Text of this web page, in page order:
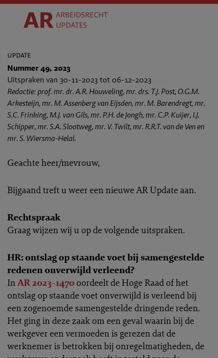
update
Nummer 49, 2023
Uitspraken van 30-11-2023 tot 06-12-2023
Redactie: prof. mr. dr. A.R. Houweling, mr. drs. T.J. Post, O.G.M.
Arkesteijn, mr. M. Assenberg van Eijsden, mr. M. Barendregt, mr.
S.C. Frinking, M.J. van Gils, mr. P.H. de Jongh, mr. C.P. Kuijer, I.J.
Schipper, mr. S.A. Slootweg, mr. V. Twilt, mr. R.R.T. van de Ven en
mr. S. Wiersma-Helal.
Geachte heer/mevrouw,
Bijgaand treft u weer een nieuwe AR Update aan.
Rechtspraak
Graag wijzen wij u op de volgende uitspraken.
HR: ontslag op staande voet bij samengestelde
redenen onverwijld verleend?
InAR 2023-1470oordeelt de Hoge Raad of het
ontslag op staande voet onverwijld is verleend bij
een zogenoemde samengestelde dringende reden.
Het ging in deze zaak om een geval waarin bij de
werkgever een vermoeden is gerezen dat de
werknemer is betrokken bij onregelmatigheden, de